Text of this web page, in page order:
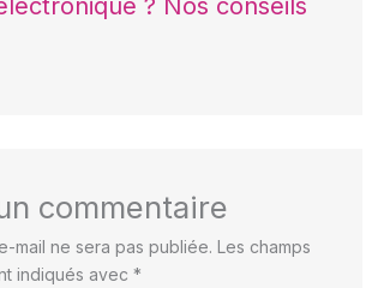
? Nos conseils
commentaire
mail ne sera pas publiée. Les champs
indiqués avec *